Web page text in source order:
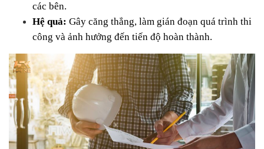
các bên.
Hệ quả: Gây căng thẳng, làm gián đoạn quá trình thi
công và ảnh hưởng đến tiến độ hoàn thành.